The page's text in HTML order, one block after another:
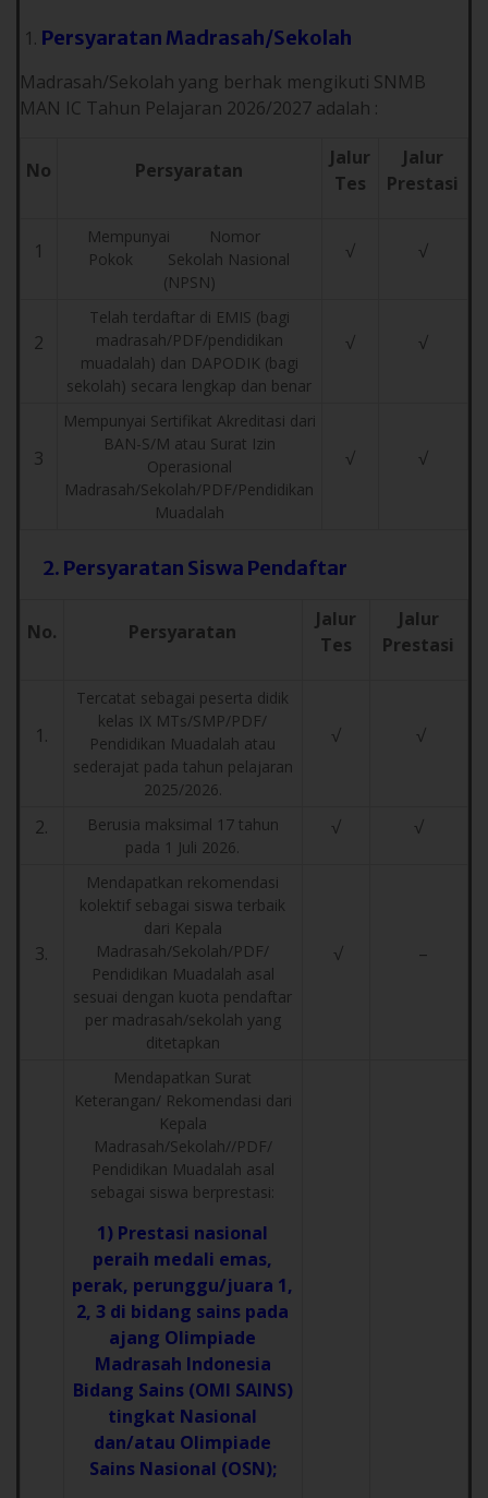
Persyaratan Madrasah/Sekolah
Madrasah/Sekolah yang berhak mengikuti SNMB
MAN IC Tahun Pelajaran 2026/2027 adalah :
No Persyaratan
Jalur
Tes
Jalur
Prestasi
1
Mempunyai Nomor
Pokok Sekolah Nasional
(NPSN)
√ √
2
Telah terdaftar di EMIS (bagi
madrasah/PDF/pendidikan
muadalah) dan DAPODIK (bagi
sekolah) secara lengkap dan benar
√ √
3
Mempunyai Sertifikat Akreditasi dari
BAN-S/M atau Surat Izin
Operasional
Madrasah/Sekolah/PDF/Pendidikan
Muadalah
√ √
2. Persyaratan Siswa Pendaftar
No. Persyaratan
Jalur
Tes
Jalur
Prestasi
1.
Tercatat sebagai peserta didik
kelas IX MTs/SMP/PDF/
Pendidikan Muadalah atau
sederajat pada tahun pelajaran
2025/2026.
√ √
2.
Berusia maksimal 17 tahun
pada 1 Juli 2026.
√ √
3.
Mendapatkan rekomendasi
kolektif sebagai siswa terbaik
dari Kepala
Madrasah/Sekolah/PDF/
Pendidikan Muadalah asal
sesuai dengan kuota pendaftar
per madrasah/sekolah yang
ditetapkan
√ –
Mendapatkan Surat
Keterangan/ Rekomendasi dari
Kepala
Madrasah/Sekolah//PDF/
Pendidikan Muadalah asal
sebagai siswa berprestasi:
1) Prestasi nasional
peraih medali emas,
perak, perunggu/juara 1,
2, 3 di bidang sains pada
ajang Olimpiade
Madrasah Indonesia
Bidang Sains (OMI SAINS)
tingkat Nasional
dan/atau Olimpiade
Sains Nasional (OSN);